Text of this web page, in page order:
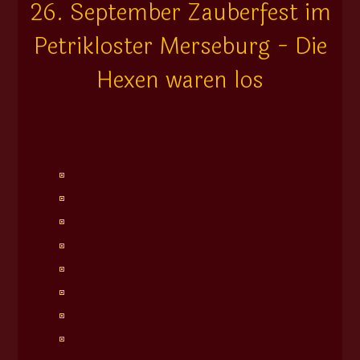
26. September Zauberfest im
Petrikloster Merseburg - Die
Hexen waren los